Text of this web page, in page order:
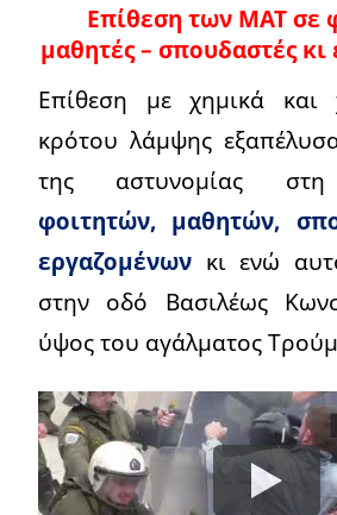
Επίθεση των ΜΑΤ σε
μαθητές – σπουδαστές κι
Επίθεση με χημικά και
κρότου λάμψης
της αστυνομίας
φοιτητών, μαθητών,
εργαζομένων κι ενώ
στην οδό Βασιλέως
ύψος του αγάλματος